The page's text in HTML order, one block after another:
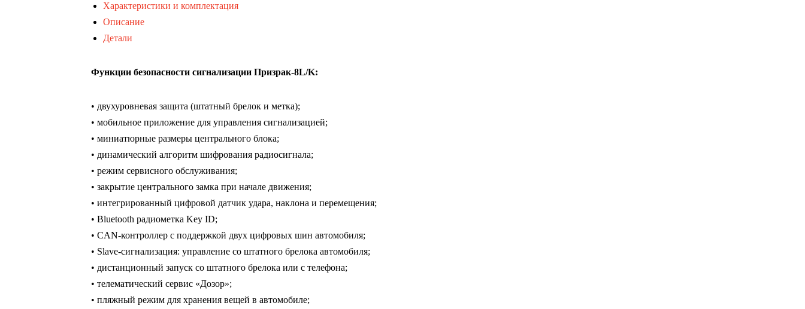
Характеристики и комплектация
Описание
Детали
Функции безопасности сигнализации Призрак-8L/K:
• двухуровневая защита (штатный брелок и метка);
• мобильное приложение для управления сигнализацией;
• миниатюрные размеры центрального блока;
• динамический алгоритм шифрования радиосигнала;
• режим сервисного обслуживания;
• закрытие центрального замка при начале движения;
• интегрированный цифровой датчик удара, наклона и перемещения;
• Bluetooth радиометка Key ID;
• CAN-контроллер с поддержкой двух цифровых шин автомобиля;
• Slave-сигнализация: управление со штатного брелока автомобиля;
• дистанционный запуск со штатного брелока или с телефона;
• телематический сервис «Дозор»;
• пляжный режим для хранения вещей в автомобиле;